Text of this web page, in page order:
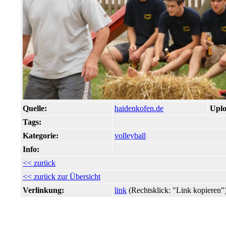
Quelle: haidenkofen.de
Tags:
Kategorie:
volleyball
Info:
<< zurück
<< zurück zur Übersicht
Verlinkung:
link (Rechtsklick: "Link